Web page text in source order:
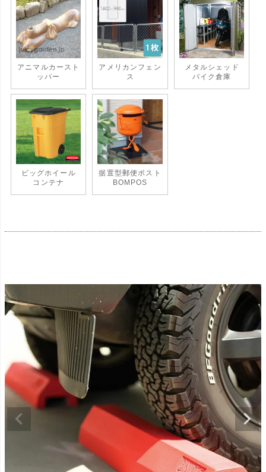
アニマルカースト
ッパー
アメリカンフェン
ス
メタルシェッド
バイク倉庫
ビッグホイール
コンテナ
据置型郵便ポスト
BOMPOS